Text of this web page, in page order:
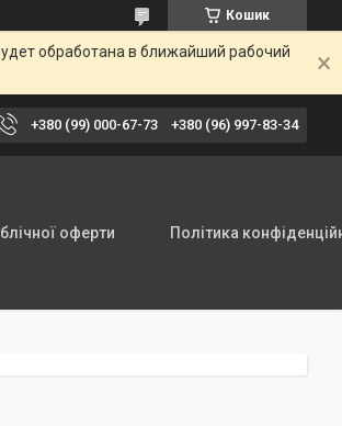
Кошик
обработана в ближайший рабочий
+380 (99) 000-67-73 +380 (96) 997-83-34
оферти Політика